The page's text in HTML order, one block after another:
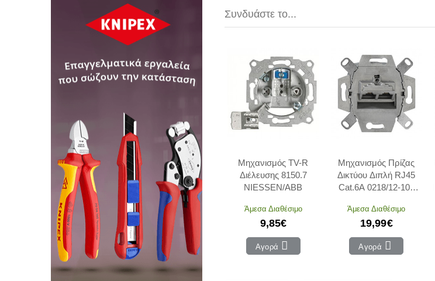
Συνδυάστε το...
Μηχανισμός TV-R
Διέλευσης 8150.7
NIESSEN/ABB
Άμεσα Διαθέσιμο
9,85€
Αγορά
Μηχανισμός Πρίζας
Δικτύου Διπλή RJ45
Cat.6A 0218/12-101
Άμεσα Διαθέσιμο
19,99€
Αγορά